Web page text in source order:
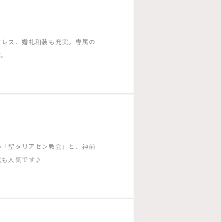
ス、婚礼和装も充実。専属の
聖タリアセン教会」と、神前
も人気です♪